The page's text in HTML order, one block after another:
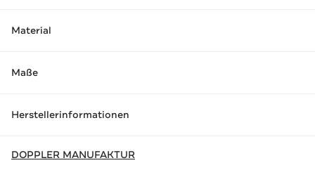
Material
Maße
Herstellerinformationen
DOPPLER MANUFAKTUR